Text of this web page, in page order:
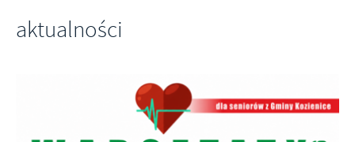
aktualności